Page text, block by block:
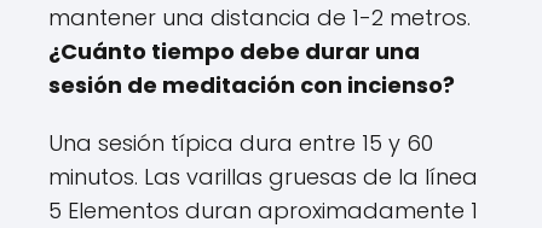
mantener una distancia de 1-2 metros.
¿Cuánto tiempo debe durar una
sesión de meditación con incienso?
Una sesión típica dura entre 15 y 60
minutos. Las varillas gruesas de la línea
5 Elementos duran aproximadamente 1